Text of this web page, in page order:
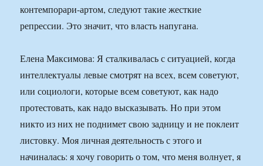
контемпорари-артом, следуют такие жесткие
репрессии. Это значит, что власть напугана.
Елена Максимова: Я сталкивалась с ситуацией, когда
интеллектуалы левые смотрят на всех, всем советуют,
или социологи, которые всем советуют, как надо
протестовать, как надо высказывать. Но при этом
никто из них не поднимет свою задницу и не поклеит
листовку. Моя личная деятельность с этого и
начиналась: я хочу говорить о том, что меня волнует, я